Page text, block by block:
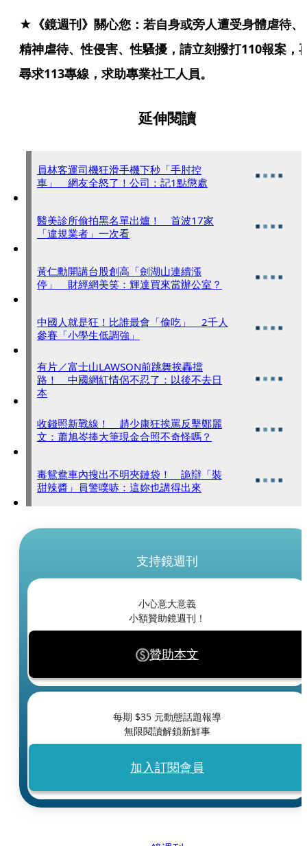
★《鏡週刊》關心您：若自身或旁人遭受身體虐待、
精神虐待、性侵害、性騷擾，請立刻撥打110報案，
尋求113專線，求助專業社工人員。
延伸閱讀
員林客運司機狂滑手機下秒「手肘控
車」 網友全怒了！公司：記1點懲處
醫美診所偷拍黑名單出爐！ 首波17家
「違規業者」一次看
黃仁勳開講台股創高「劍湖山連續漲
停」 財經網美笑：輝達買來當辦公室？
中國人就是狂！比誰最會「偷吃」 2千人
參賽「小學生低調強」
有片／富士山LAWSON前跳舞挨轟擋
路！ 中國網紅情侶不忍了：以後不去日
本
收錢照新戰線！ 趙少康狂挨罵反擊鄭麗
文：蕭旭岑捧大筆現金合照不奇怪嗎？
毒鴛鴦車內搜出不明夾鏈袋！ 詭辯「裝
甜辣醬」員警噗哧：這妳也講得出來
支持鏡週刊
小心意大意義
小額贊助鏡週刊！
贊助本文
每期 $35 元動態話題報導
無限閱讀解鎖新鮮事
加入訂閱會員